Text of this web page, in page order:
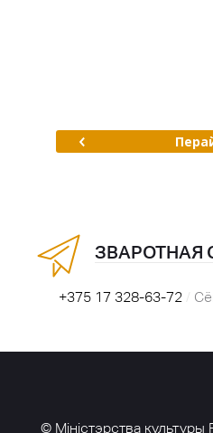
ЗВАРОТНАЯ
+375 17 328-63-72 /
© Міністэрства культуры